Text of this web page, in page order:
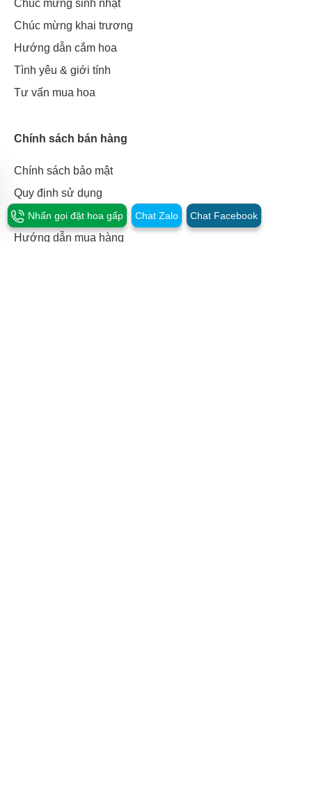
Chúc mừng sinh nhật
Chúc mừng khai trương
Hướng dẫn cắm hoa
Tình yêu & giới tính
Tư vấn mua hoa
Chính sách bán hàng
Chính sách bảo mật
Quy định sử dụng
Bảng giá vận chuyển
Hướng dẫn mua hàng
Nhấn gọi đặt hoa gấp Chat Zalo Chat Facebook